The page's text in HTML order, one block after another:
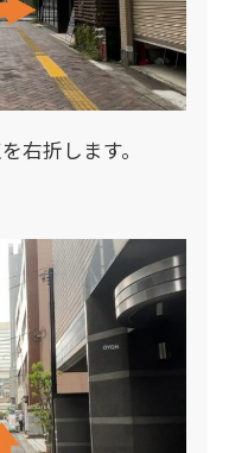
右折します。